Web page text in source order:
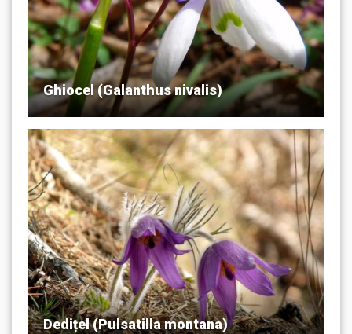
Ghiocel (Galanthus nivalis)
Dedițel (Pulsatilla montana)